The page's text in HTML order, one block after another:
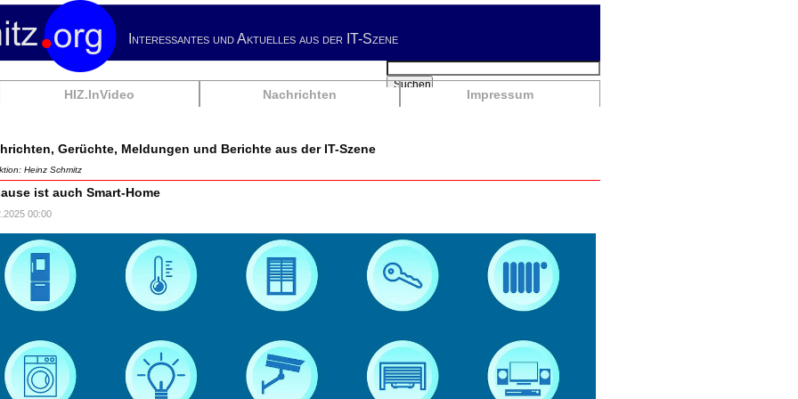
Interessantes und Aktuelles aus der IT-Szene
HIZ.InVideo Nachrichten Impressum
Suchbegriffe
Suchen
Gerüchte, Meldungen und Berichte aus der IT-Szene
Heinz Schmitz
ist auch Smart-Home
00:00